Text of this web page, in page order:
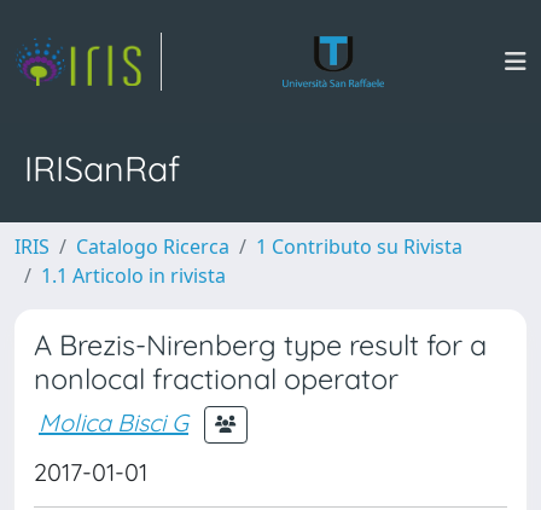
IRISanRaf
IRIS Catalogo Ricerca
1 Contributo su Rivista
1.1 Articolo in rivista
A Brezis-Nirenberg type result for a
nonlocal fractional operator
Molica Bisci G
2017-01-01